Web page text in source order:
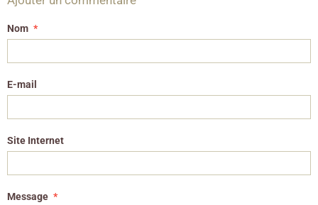
Nom
E-mail
Site Internet
Message